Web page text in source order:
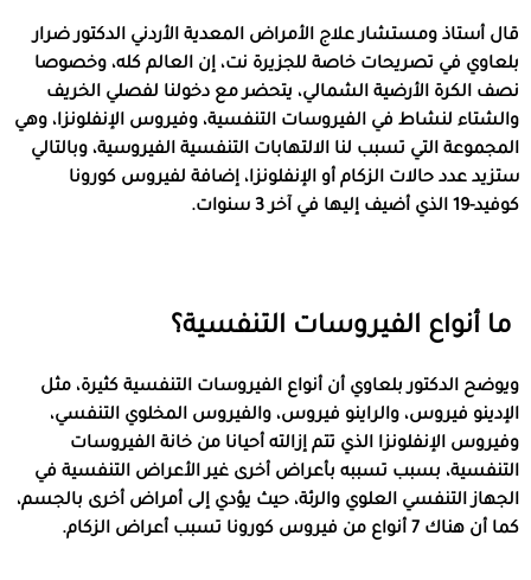
قال أستاذ ومستشار علاج الأمراض المعدية الأردني الدكتور ضرار
بلعاوي في تصريحات خاصة للجزيرة نت، إن العالم كله، وخصوصا
نصف الكرة الأرضية الشمالي، يتحضر مع دخولنا لفصلي الخريف
والشتاء لنشاط في الفيروسات التنفسية، وفيروس الإنفلونزا، وهي
المجموعة التي تسبب لنا الالتهابات التنفسية الفيروسية، وبالتالي
ستزيد عدد حالات الزكام أو الإنفلونزا، إضافة لفيروس كورونا
كوفيد-19 الذي أضيف إليها في آخر 3 سنوات.
ما أنواع الفيروسات التنفسية؟
ويوضح الدكتور بلعاوي أن أنواع الفيروسات التنفسية كثيرة، مثل
الإدينو فيروس، والراينو فيروس، والفيروس المخلوي التنفسي،
وفيروس الإنفلونزا الذي تتم إزالته أحيانا من خانة الفيروسات
التنفسية، بسبب تسببه بأعراض أخرى غير الأعراض التنفسية في
الجهاز التنفسي العلوي والرئة، حيث يؤدي إلى أمراض أخرى بالجسم،
كما أن هناك 7 أنواع من فيروس كورونا تسبب أعراض الزكام.